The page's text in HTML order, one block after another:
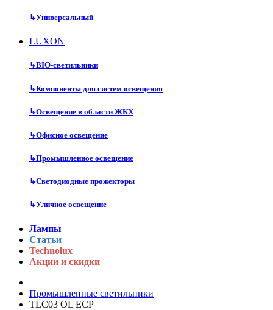
↳Универсальный
LUXON
↳BIO-светильники
↳Компоненты для систем освещения
↳Освещение в области ЖКХ
↳Офисное освещение
↳Промышленное освещение
↳Светодиодные прожекторы
↳Уличное освещение
Лампы
Статьи
Technolux
Акции и скидки
Промышленные светильники
TLC03 OL ECP